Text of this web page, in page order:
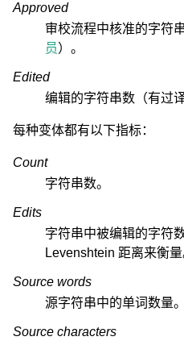
Approved
审校流程中核准的字符
员）。
Edited
编辑的字符串数（有过译
每种变体都有以下指标：
Count
字符串数。
Edits
字符串中被编辑的字符
Levenshtein 距离来衡量
Source words
源字符串中的单词数量。
Source characters